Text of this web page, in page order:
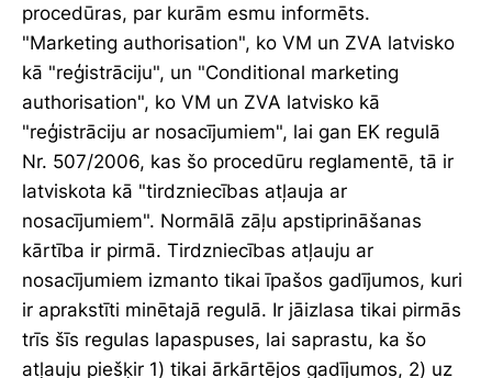
procedūras, par kurām esmu informēts.
"Marketing authorisation", ko VM un ZVA latvisko
kā "reģistrāciju", un "Conditional marketing
authorisation", ko VM un ZVA latvisko kā
"reģistrāciju ar nosacījumiem", lai gan EK regulā
Nr. 507/2006, kas šo procedūru reglamentē, tā ir
latviskota kā "tirdzniecības atļauja ar
nosacījumiem". Normālā zāļu apstiprināšanas
kārtība ir pirmā. Tirdzniecības atļauju ar
nosacījumiem izmanto tikai īpašos gadījumos, kuri
ir aprakstīti minētajā regulā. Ir jāizlasa tikai pirmās
trīs šīs regulas lapaspuses, lai saprastu, ka šo
atļauju piešķir 1) tikai ārkārtējos gadījumos, 2) uz